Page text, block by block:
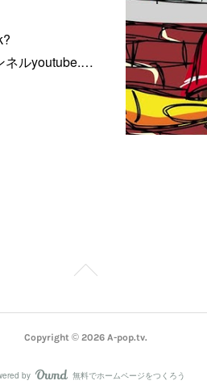
ネルyoutube.…
Copyright © 2026 A-pop.tv.
by AmebaOwnd
無料でホームページをつくろう